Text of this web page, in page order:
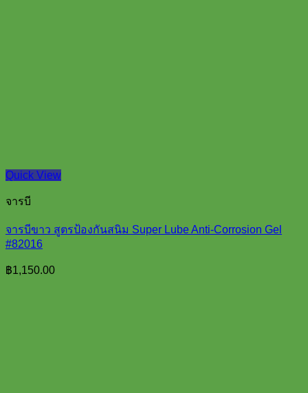
Quick View
จารบี
จารบีขาว สูตรป้องกันสนิม Super Lube Anti-Corrosion Gel
#82016
฿1,150.00